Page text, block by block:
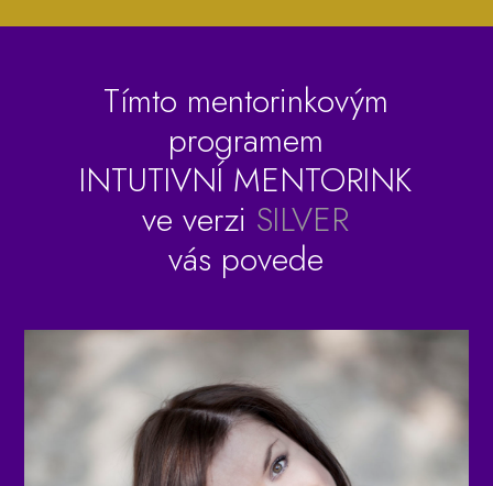
Tímto mentorinkovým
programem
INTUTIVNÍ MENTORINK
ve verzi SILVER
vás povede